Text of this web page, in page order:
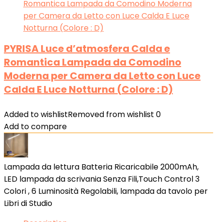
PYRISA Luce d’atmosfera Calda e
Romantica Lampada da Comodino
Moderna per Camera da Letto con Luce
Calda E Luce Notturna (Colore : D)
Added to wishlistRemoved from wishlist 0
Add to compare
Lampada da lettura Batteria Ricaricabile 2000mAh,
LED lampada da scrivania Senza Fili,Touch Control 3
Colori , 6 Luminosità Regolabili, lampada da tavolo per
Libri di Studio